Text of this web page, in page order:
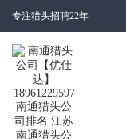
专注猎头招聘22年